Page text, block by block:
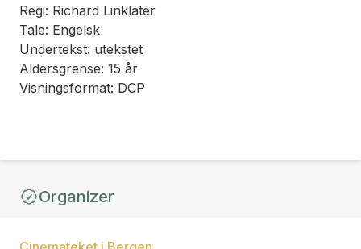
Regi: Richard Linklater
Tale: Engelsk
Undertekst: utekstet
Aldersgrense: 15 år
Visningsformat: DCP
Organizer